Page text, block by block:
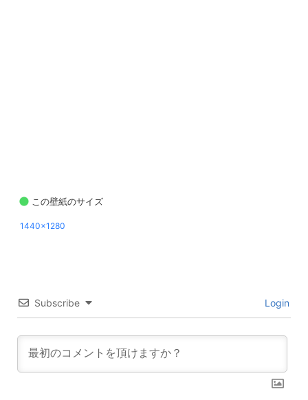
この壁紙のサイズ
1440x1280
Subscribe Login